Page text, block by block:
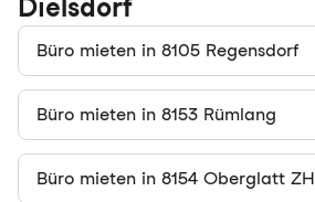
Dielsdorf
Büro mieten in 8105 Regensdorf
Büro mieten in 8153 Rümlang
Büro mieten in 8154 Oberglatt ZH